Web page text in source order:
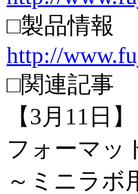
□製品情報
http://
□関連記事
【3月11日
フォーマッ
～ミニラボ